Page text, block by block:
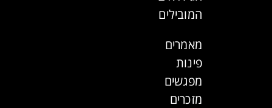
המובילים
מאמרים
פינות
מפגשים
מזכרים